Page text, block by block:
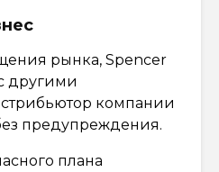
рынка, Spencer
другими
компании
предупреждения.
плана